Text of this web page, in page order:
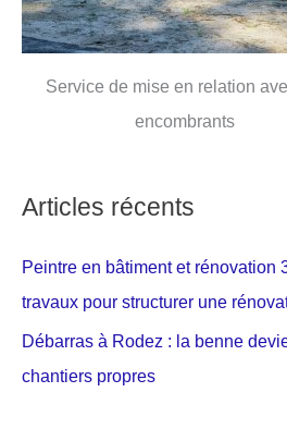
Service de mise en relation
encombrants
Articles récents
Peintre en bâtiment et rénovation
travaux pour structurer une
Débarras à Rodez : la benne
chantiers propres